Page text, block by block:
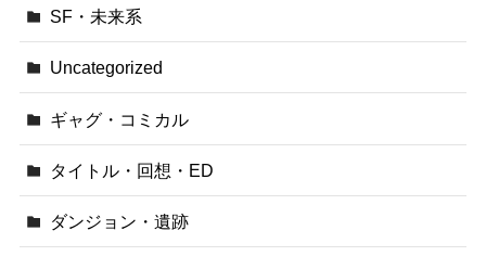
SF・未来系
Uncategorized
ギャグ・コミカル
タイトル・回想・ED
ダンジョン・遺跡